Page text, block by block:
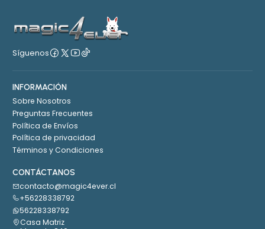
Síguenos
INFORMACIÓN
Sobre Nosotros
Preguntas Frecuentes
Política de Envíos
Política de privacidad
Términos y Condiciones
CONTÁCTANOS
contacto@magic4ever.cl
+56228338792
56228338792
Casa Matriz